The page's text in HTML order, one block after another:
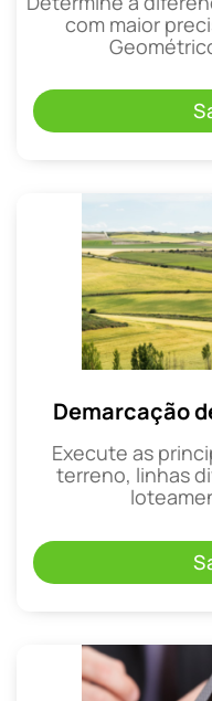
com maior
Demarcação
Execute as
terreno, linhas